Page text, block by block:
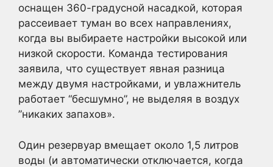
оснащен 360-градусной насадкой, которая
рассеивает туман во всех направлениях,
когда вы выбираете настройки высокой или
низкой скорости. Команда тестирования
заявила, что существует явная разница
между двумя настройками, и увлажнитель
работает “бесшумно”, не выделяя в воздух
”никаких запахов».
Один резервуар вмещает около 1,5 литров
воды (и автоматически отключается, когда